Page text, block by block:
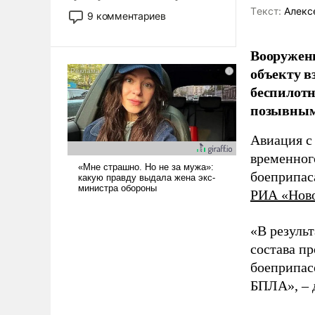
двигаемся по пути
революционных изменений.
псевдонаучной фантастики,
стало всерьез обсуждаемой
идеей.
9 комментариев Tекст:
объекту
Авиация
РИА
«В
состава
БПЛА», –